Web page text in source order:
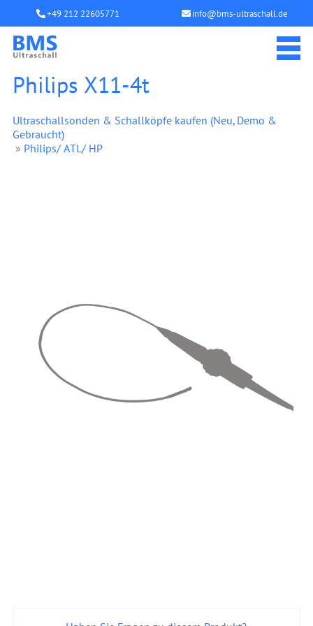
+49 212 22605771 info@bms-ultraschall.de
Philips X11-4t
Ultraschallsonden & Schallköpfe kaufen (Neu, Demo &
Gebraucht)
» Philips/ ATL/ HP